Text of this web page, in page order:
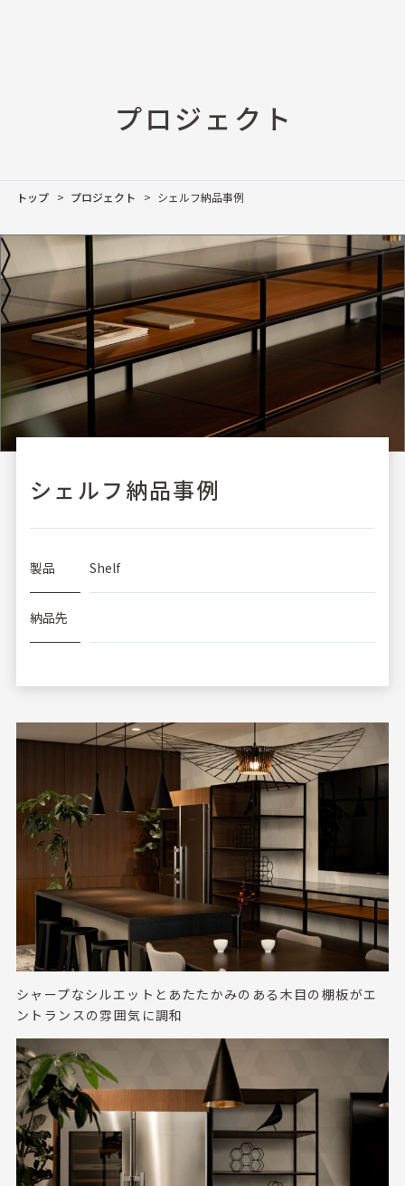
プロジェクト
トップ プロジェクト シェルフ納品事例
シェルフ納品事例
製品 Shelf
納品先
シャープなシルエットとあたたかみのある木目の棚板がエ
ントランスの雰囲気に調和